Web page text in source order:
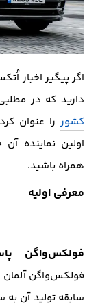
اگر پیگیر اخبار
دارید که در
کشوررا عنوان
اولین‌ نماینده
همراه باشید.
معرفی اولیه
فولکس‌واگن
فولکس‌واگن
سابقه تولید آن به